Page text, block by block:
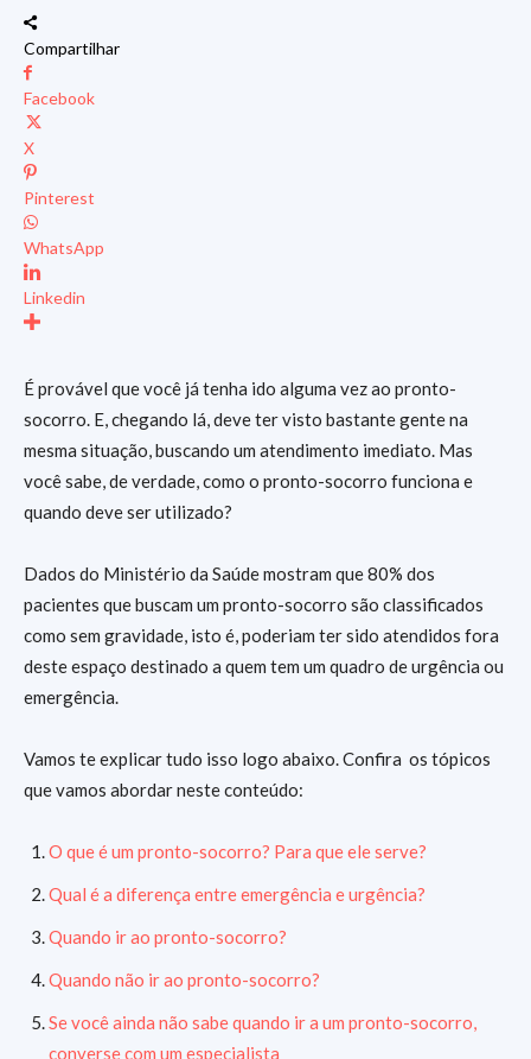
Compartilhar
Facebook
X
Pinterest
WhatsApp
Linkedin
É provável que você já tenha ido alguma vez ao pronto-
socorro. E, chegando lá, deve ter visto bastante gente na
mesma situação, buscando um atendimento imediato. Mas
você sabe, de verdade, como o pronto-socorro funciona e
quando deve ser utilizado?
Dados do Ministério da Saúde mostram que 80% dos
pacientes que buscam um pronto-socorro são classificados
como sem gravidade, isto é, poderiam ter sido atendidos fora
deste espaço destinado a quem tem um quadro de urgência ou
emergência.
Vamos te explicar tudo isso logo abaixo. Confira os tópicos
que vamos abordar neste conteúdo:
O que é um pronto-socorro? Para que ele serve?
Qual é a diferença entre emergência e urgência?
Quando ir ao pronto-socorro?
Quando não ir ao pronto-socorro?
Se você ainda não sabe quando ir a um pronto-socorro,
converse com um especialista